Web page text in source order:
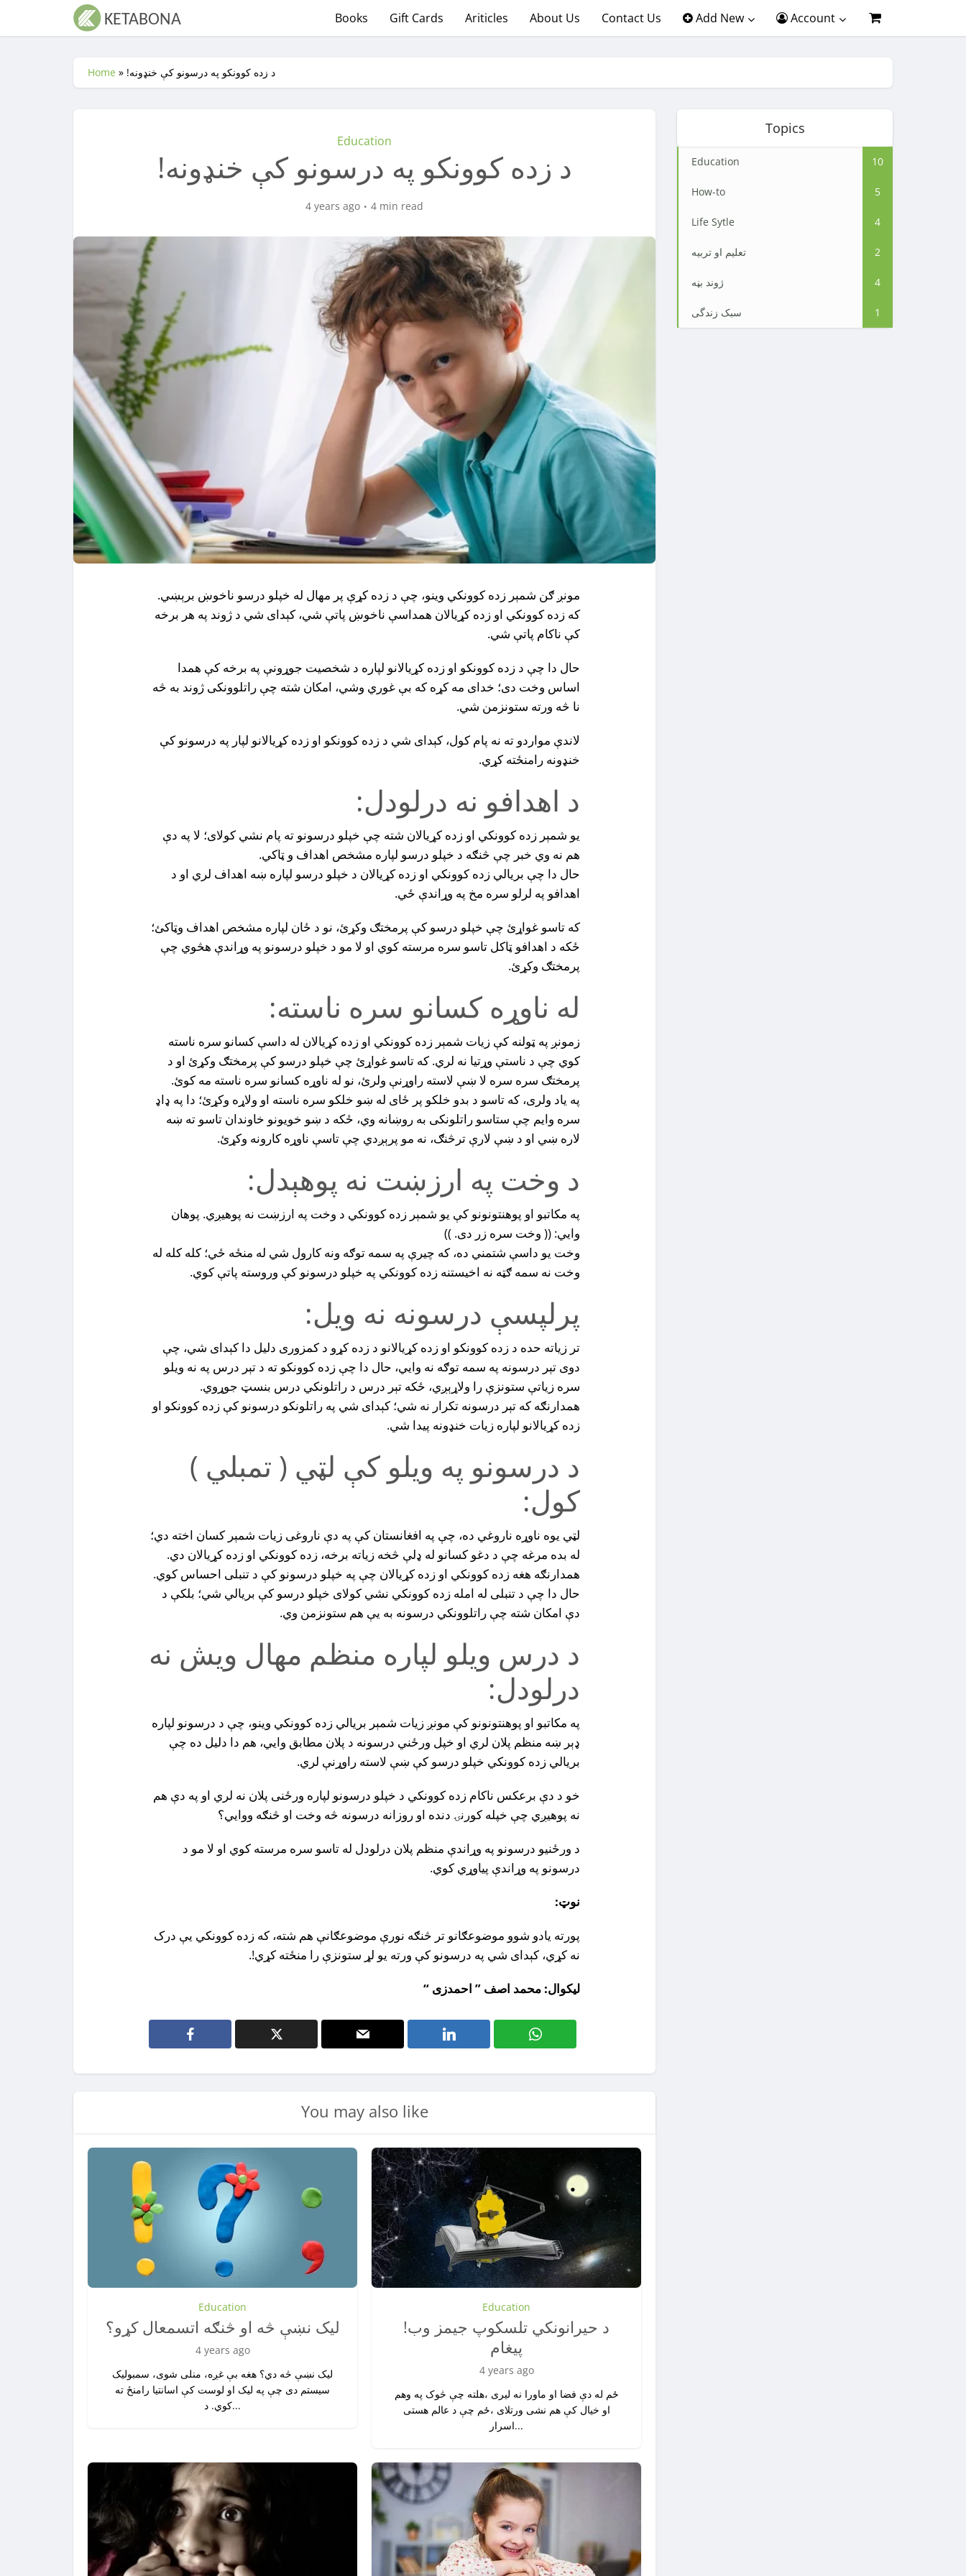
Books Gift Cards Ariticles About Us Contact Us Add New Account
Home » !د زده کوونکو په درسونو کې خنډونه
Education
!د زده کوونکو په درسونو کې خنډونه
4 years ago 4 min read
مونږ ګن شمېر زده کوونکي وينو، چې د زده کړې پر مهال له خپلو درسو ناخوښ برېښي.
که زده کوونکي او زده کړيالان همداسې ناخوښ پاتې شي، کېداى شي د ژوند په هر برخه
کې ناکام پاتې شي.
حال دا چې د زده کوونکو او زده کړيالانو لپاره د شخصيت جوړونې په برخه کې همدا
اساس وخت دى؛ خداى مه کړه که بې غوري وشي، امکان شته چې راتلوونکى ژوند به څه
نا څه ورته ستونزمن شي.
لاندې مواردو ته نه پام کول، کېداى شي د زده کوونکو او زده کړيالانو لپار په درسونو کې
خنډونه رامنځته کړي.
د اهدافو نه درلودل:
يو شمېر زده کوونکي او زده کړيالان شته چې خپلو درسونو ته پام نشي کولاى؛ لا په دې
هم نه وي خبر چې څنګه د خپلو درسو لپاره مشخص اهداف و ټاکي.
حال دا چې بريالي زده کوونکي او زده کړيالان د خپلو درسو لپاره ښه اهداف لري او د
اهدافو په لرلو سره مخ په وړاندې ځي.
که تاسو غواړئ چې خپلو درسو کې پرمختګ وکړئ، نو د ځان لپاره مشخص اهداف وټاکئ؛
ځکه د اهدافو ټاکل تاسو سره مرسته کوي او لا مو د خپلو درسونو په وړاندې هڅوي چې
پرمختګ وکړئ.
له ناوړه کسانو سره ناسته:
زمونږ په ټولنه کې زيات شمېر زده کوونکي او زده کړيالان له داسې کسانو سره ناسته
کوي چې د ناستې وړتيا نه لري. که تاسو غواړئ چې خپلو درسو کې پرمختګ وکړئ او د
پرمختګ سره سره لا ښې لاسته راوړنې ولرئ، نو له ناوړه کسانو سره ناسته مه کوئ.
په ياد ولرى، که تاسو د بدو خلکو پر ځاى له ښو خلکو سره ناسته او ولاړه وکړئ؛ دا په ډاډ
سره وايم چې ستاسو راتلونکى به روښانه وي، ځکه د ښو خويونو خاوندان تاسو ته ښه
لاره ښي او د ښې لارې ترڅنګ، نه مو پرېږدي چې تاسې ناوړه کارونه وکړئ.
د وخت په ارزښت نه پوهېدل:
په مکاتبو او پوهنتونونو کې يو شمېر زده کوونکي د وخت په ارزښت نه پوهيږي. پوهان
وايي: (( وخت سره زر دى. ))
وخت يو داسې شتمني ده، که چيرې په سمه توګه ونه کارول شي له منځه ځي؛ کله کله له
وخت نه سمه ګټه نه اخيستنه زده کوونکي په خپلو درسونو کې وروسته پاتې کوي.
پرلپسې درسونه نه ويل:
تر زياته حده د زده کوونکو او زده کړيالانو د زده کړو د کمزورى دليل دا کېداى شي، چې
دوى تېر درسونه په سمه توګه نه وايي، حال دا چې زده کوونکو ته د تېر درس په نه ويلو
سره زياتې ستونزې را ولاړېږي، ځکه تېر درس د راتلونکي درس بنسټ جوړوي.
همدارنګه که تېر درسونه تکرار نه شي؛ کېداى شي په راتلونکو درسونو کې زده کوونکو او
زده کړيالانو لپاره زيات خنډونه پيدا شي.
د درسونو په ويلو کې لټي ( تمبلي )
کول:
لټي يوه ناوړه ناروغي ده، چې په افغانستان کې په دې ناروغى زيات شمېر کسان اخته دي؛
له بده مرغه چې د دغو کسانو له ډلې څخه زياته برخه، زده کوونکي او زده کړيالان دي.
همدارنګه هغه زده کوونکي او زده کړيالان چې په خپلو درسونو کې د تنبلى احساس کوي.
حال دا چې د تنبلى له امله زده کوونکي نشي کولاى خپلو درسو کې بريالي شي؛ بلکې د
دې امکان شته چې راتلوونکي درسونه به يې هم ستونزمن وي.
د درس ويلو لپاره منظم مهال ويش نه
درلودل:
په مکاتبو او پوهنتونونو کې مونږ زيات شمېر بريالي زده کوونکي وينو، چې د درسونو لپاره
ډېر ښه منظم پلان لري او خپل ورځني درسونه د پلان مطابق وايي، هم دا دليل ده چې
بريالي زده کوونکي خپلو درسو کې ښې لاسته راوړنې لري.
خو د دې برعکس ناکام زده کوونکي د خپلو درسونو لپاره ورځنى پلان نه لري او په دې هم
نه پوهيږي چې خپله کورنۍ دنده او روزانه درسونه څه وخت او څنګه ووايي؟
د ورځنيو درسونو په وړاندې منظم پلان درلودل له تاسو سره مرسته کوي او لا مو د
درسونو په وړاندې پياوړي کوي.
نوټ:
پورته يادو شوو موضوعګانو تر څنګه نورې موضوعګانې هم شته، که زده کوونکي يې درک
نه کړي، کېداى شي په درسونو کې ورته يو لړ ستونزې را منځته کړي!.
لیکوال: محمد اصف ” احمدزى “
You may also like
Education
لیک نښې څه او څنګه اتسمعال کړو؟
4 years ago
لیک نښې څه دي؟ هغه بې غږه، منلی شوی، سمبولیک
سیستم دی چې په لیک او لوست کې اسانتیا رامنځ ته
کوي. د...
Education
!د حیرانونکي تلسکوپ جیمز وب
پیغام
4 years ago
ځم له دې فضا او ماورا نه لیری ،هلته چې څوک په وهم
او خیال کې هم نشی ورتلای ،ځم چې د عالم هستی
اسرار...
Topics
Education 10
How-to 5
Life Sytle 4
تعلیم او تربیه 2
ژوند بڼه 4
سبک زندگی 1